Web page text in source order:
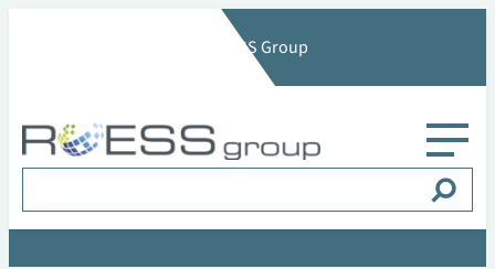
Deine Karriere in der ROESS Group